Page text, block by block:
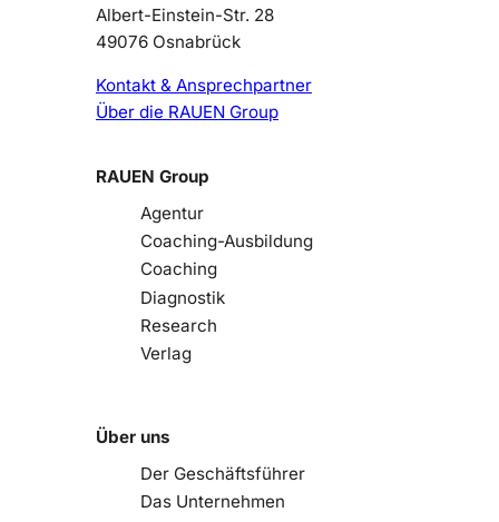
Albert-Einstein-Str. 28
49076 Osnabrück
Kontakt & Ansprechpartner
Über die RAUEN Group
RAUEN Group
Agentur
Coaching-Ausbildung
Coaching
Diagnostik
Research
Verlag
Über uns
Der Geschäftsführer
Das Unternehmen